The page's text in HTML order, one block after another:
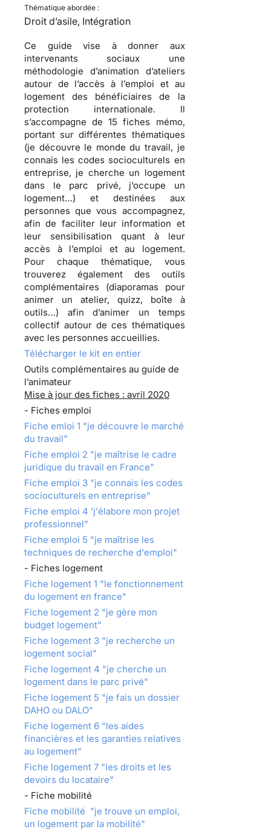
Thématique abordée :
Droit d’asile, Intégration
Ce guide vise à donner aux
intervenants sociaux une
méthodologie d’animation d’ateliers
autour de l’accès à l’emploi et au
logement des bénéficiaires de la
protection internationale. Il
s’accompagne de 15 fiches mémo,
portant sur différentes thématiques
(je découvre le monde du travail, je
connais les codes socioculturels en
entreprise, je cherche un logement
dans le parc privé, j’occupe un
logement…) et destinées aux
personnes que vous accompagnez,
afin de faciliter leur information et
leur sensibilisation quant à leur
accès à l’emploi et au logement.
Pour chaque thématique, vous
trouverez également des outils
complémentaires (diaporamas pour
animer un atelier, quizz, boîte à
outils…) afin d’animer un temps
collectif autour de ces thématiques
avec les personnes accueillies.
Télécharger le kit en entier
Outils complémentaires au guide de
l’animateur
Mise à jour des fiches : avril 2020
- Fiches emploi
Fiche emloi 1 "je découvre le marché
du travail"
Fiche emploi 2 "je maîtrise le cadre
juridique du travail en France"
Fiche emploi 3 "je connais les codes
socioculturels en entreprise"
Fiche emploi 4 'j'élabore mon projet
professionnel"
Fiche emploi 5 "je maîtrise les
techniques de recherche d'emploi"
- Fiches logement
Fiche logement 1 "le fonctionnement
du logement en france"
Fiche logement 2 "je gère mon
budget logement"
Fiche logement 3 "je recherche un
logement social"
Fiche logement 4 "je cherche un
logement dans le parc privé"
Fiche logement 5 "je fais un dossier
DAHO ou DALO"
Fiche logement 6 "les aides
financières et les garanties relatives
au logement"
Fiche logement 7 "les droits et les
devoirs du locataire"
- Fiche mobilité
Fiche mobilité "je trouve un emploi,
un logement par la mobilité"